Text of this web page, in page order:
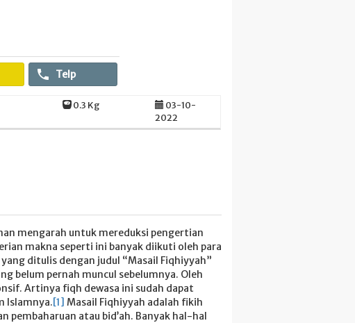
Telp
0.3 Kg
03-10-
2022
mengarah untuk mereduksi pengertian
makna seperti ini banyak diikuti oleh para
ditulis dengan judul “Masail Fiqhiyyah”
belum pernah muncul sebelumnya. Oleh
Artinya fiqh dewasa ini sudah dapat
Islamnya.[1] Masail Fiqhiyyah adalah fikih
atau bid’ah. Banyak hal-hal